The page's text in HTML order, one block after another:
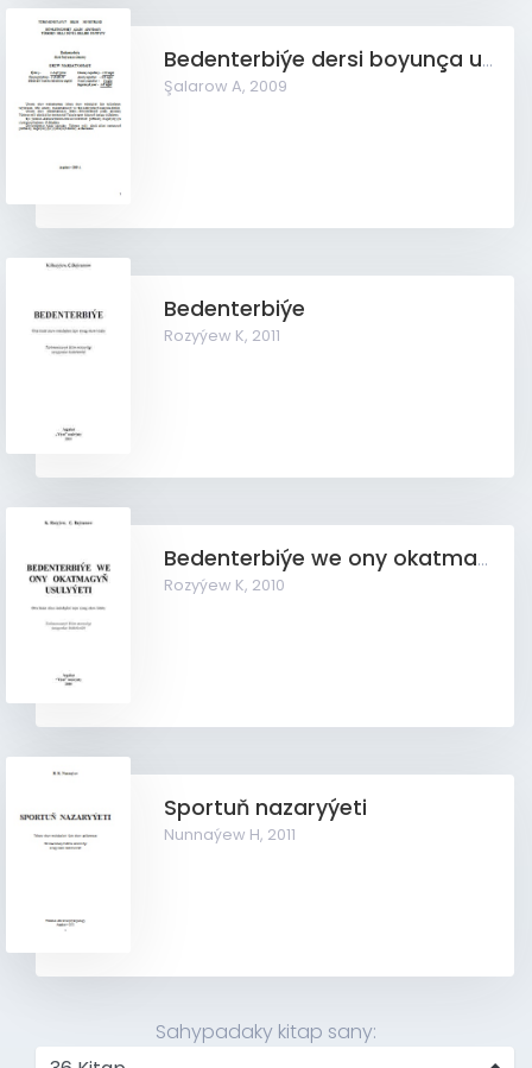
Bedenterbiýe dersi boyunça umumy okuw maksatnamasy
Şalarow A, 2009
Bedenterbiýe
Rozyýew K, 2011
Bedenterbiýe we ony okatmagyň usulyýeti
Rozyýew K, 2010
Sportuň nazaryýeti
Nunnaýew H, 2011
Sahypadaky kitap sany: